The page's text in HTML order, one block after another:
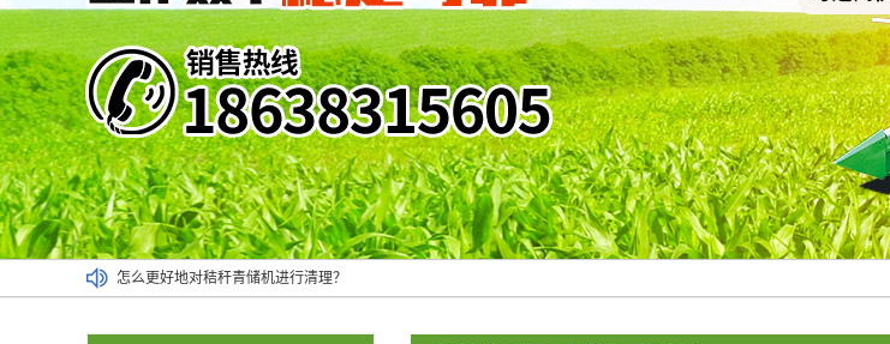
怎么更好地对秸秆青储机进行清理？